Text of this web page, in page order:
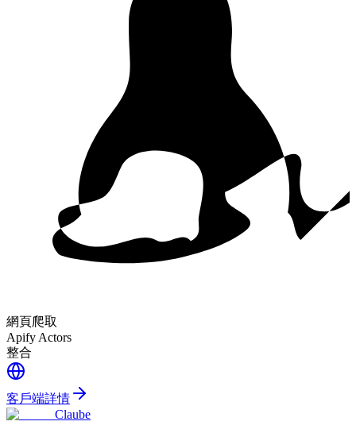
網頁爬取
Apify Actors
整合
客戶端詳情
Claube